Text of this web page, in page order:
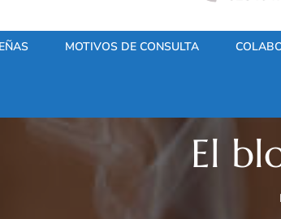
MOTIVOS DE CONSULTA
El